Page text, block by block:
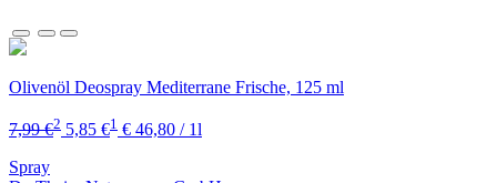
Olivenöl Deospray Mediterrane Frische, 125 ml
7,99 €2 5,85 €1 € 46,80 / 1l
Spray